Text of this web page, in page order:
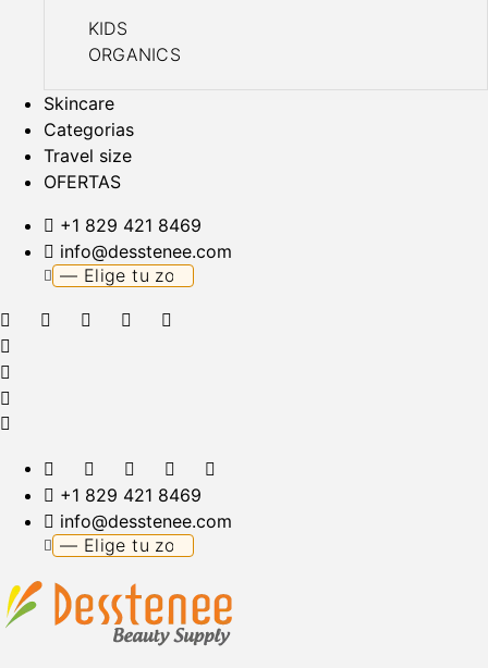
KIDS
ORGANICS
Skincare
Categorias
Travel size
OFERTAS
+1 829 421 8469
info@desstenee.com
+1 829 421 8469
info@desstenee.com